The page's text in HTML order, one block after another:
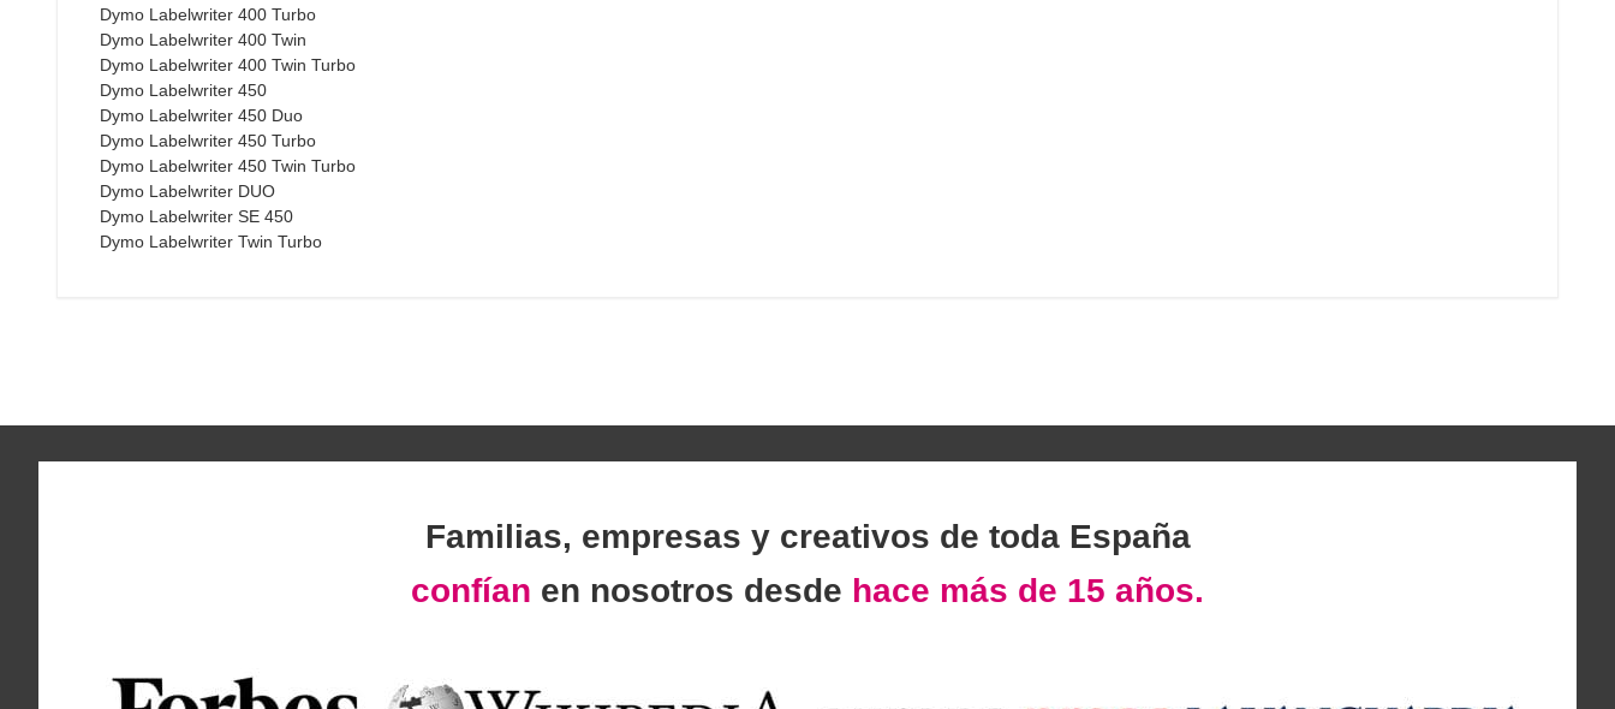
Dymo Labelwriter 400 Turbo
Dymo Labelwriter 400 Twin
Dymo Labelwriter 400 Twin Turbo
Dymo Labelwriter 450
Dymo Labelwriter 450 Duo
Dymo Labelwriter 450 Turbo
Dymo Labelwriter 450 Twin Turbo
Dymo Labelwriter DUO
Dymo Labelwriter SE 450
Dymo Labelwriter Twin Turbo
Familias, empresas y creativos de toda España
confían en nosotros desde hace más de 15 años.